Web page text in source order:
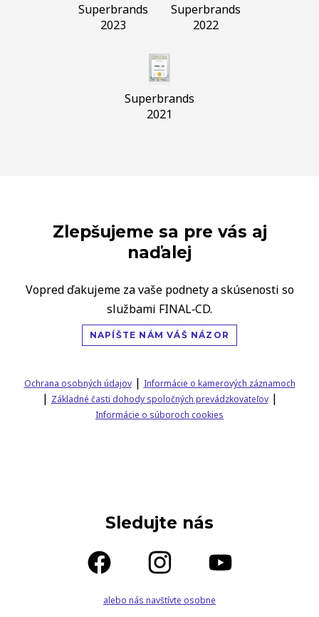
Superbrands
2023
Superbrands
2022
Superbrands
2021
Zlepšujeme sa pre vás aj
naďalej
Vopred ďakujeme za vaše podnety a skúsenosti so
službami FINAL‑CD.
NAPÍŠTE NÁM VÁŠ NÁZOR
Ochrana osobných údajov| Informácie o kamerových záznamoch
| Základné časti dohody spoločných prevádzkovateľov|
Informácie o súboroch cookies
Sledujte nás
alebo nás navštívte osobne